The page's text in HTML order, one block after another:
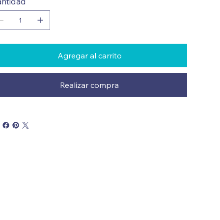
Agregar al carrito
Realizar compra